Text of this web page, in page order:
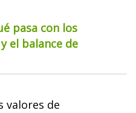
pasa con los
el balance de
valores de